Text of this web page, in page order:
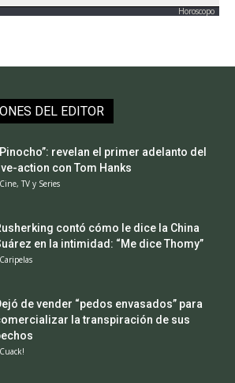
Horoscopo
DEL EDITOR
revelan el primer adelanto del
action con Tom Hanks
Cine, TV y Series
contó cómo le dice la China
en la intimidad: “Me dice Thomy”
Caripelas
de vender “pedos envasados” para
la transpiración de sus
Cuack!